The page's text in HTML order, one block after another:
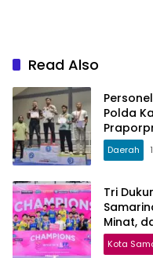
Read Also
Polda
Daerah
Tri
Minat,
Kota